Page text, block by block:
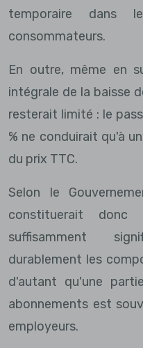
temporaire dans
consommateurs.
En outre, même en
intégrale de la baisse
resterait limité : le
% ne conduirait qu'à
du prix TTC.
Selon le
constituerait
suffisamment
durablement les
d'autant qu'une
abonnements est
employeurs.